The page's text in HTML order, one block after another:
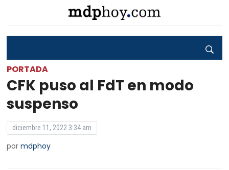
PORTADA
CFK puso al FdT en modo
suspenso
diciembre 11, 2022 3:34 am
pormdphoy